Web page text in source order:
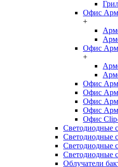
Офис
+
Офис
+
Офис
Офис
Офис
Офис
Офис
Светодиодные
Светодиодные
Светодиодные
Светодиодные
Облучатели